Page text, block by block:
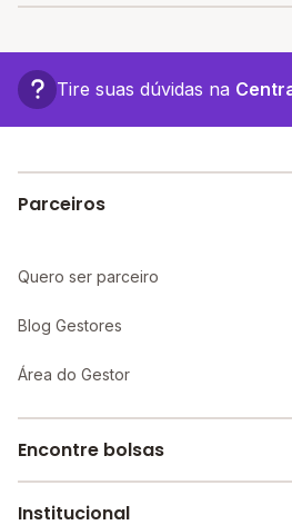
completa e recursos
proporcionando um ambiente
Tire suas dúvidas na
Parceiros
Quero ser parceiro
Blog Gestores
Área do Gestor
Encontre bolsas
Institucional